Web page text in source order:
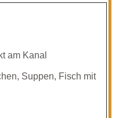
am Kanal
Suppen, Fisch mit